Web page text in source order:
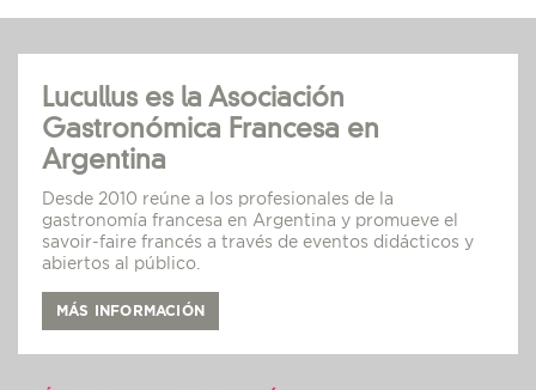
Lucullus es la Asociación
Gastronómica Francesa en
Argentina
Desde 2010 reúne a los profesionales de la
gastronomía francesa en Argentina y promueve el
savoir-faire francés a través de eventos didácticos y
abiertos al público.
MÁS INFORMACIÓN